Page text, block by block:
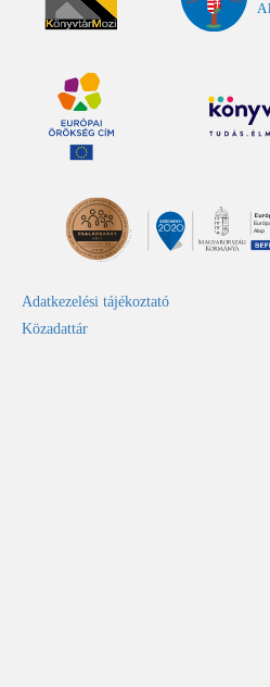
Adatkezelési tájékoztató
Közadattár